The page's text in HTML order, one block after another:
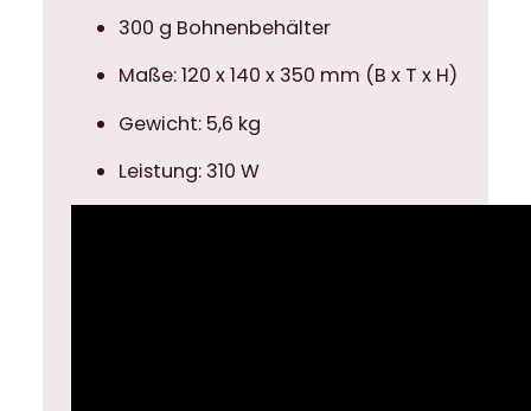
300 g Bohnenbehälter
Maße: 120 x 140 x 350 mm (B x T x H)
Gewicht: 5,6 kg
Leistung: 310 W